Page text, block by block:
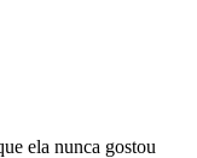
ela nunca gostou